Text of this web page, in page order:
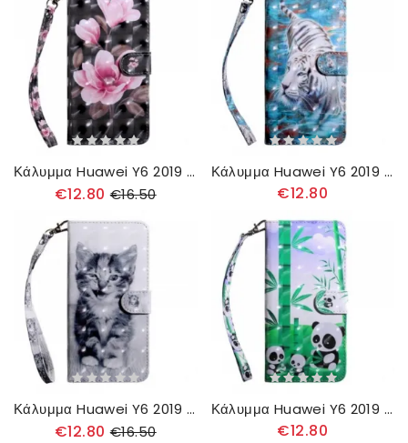
Κάλυμμα Huawei Y6 2019 / Honor 8A Ανθισμένα Λουλούδια
€12.80 €16.50
Κάλυμμα Huawei Y6 2019 / Honor 8A Τίγρη Στο Νερό
€12.80
Κάλυμμα Huawei Y6 2019 / Honor 8A Ασπρόμαυρη Γάτα
€12.80 €16.50
Κάλυμμα Huawei Y6 2019 / Honor 8A Οικογένεια Panda
€12.80